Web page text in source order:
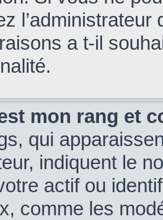
a t-il
mon rang et
qui
indiquent le
actif ou
comme les